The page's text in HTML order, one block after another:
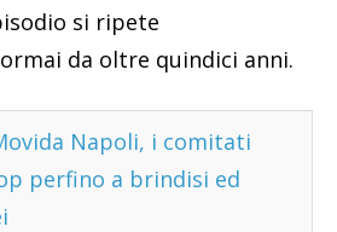
si ripete
da oltre quindici anni.
Napoli, i comitati
perfino a brindisi ed